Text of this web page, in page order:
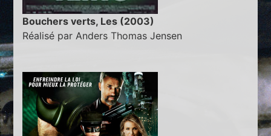
Bouchers verts, Les (2003)
Réalisé par Anders Thomas Jensen